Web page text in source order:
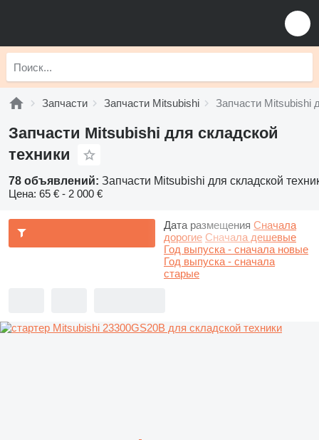
Запчасти Запчасти Mitsubishi Запчасти Mitsubishi
Запчасти Mitsubishi для складской
техники
78 объявлений: Запчасти Mitsubishi для складской
Цена: 65 € - 2 000 €
Дата размещения Сначала
дорогие Сначала дешевые
Год выпуска - сначала новые
Год выпуска - сначала
старые